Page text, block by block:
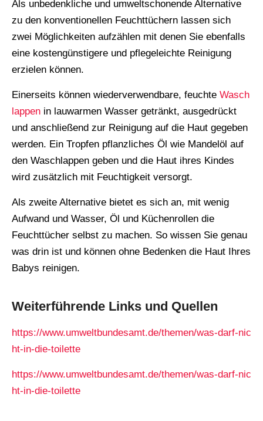
Als unbedenkliche und umweltschonende Alternative
zu den konventionellen Feuchttüchern lassen sich
zwei Möglichkeiten aufzählen mit denen Sie ebenfalls
eine kostengünstigere und pflegeleichte Reinigung
erzielen können.
Einerseits können wiederverwendbare, feuchte Wasch
lappen in lauwarmen Wasser getränkt, ausgedrückt
und anschließend zur Reinigung auf die Haut gegeben
werden. Ein Tropfen pflanzliches Öl wie Mandelöl auf
den Waschlappen geben und die Haut ihres Kindes
wird zusätzlich mit Feuchtigkeit versorgt.
Als zweite Alternative bietet es sich an, mit wenig
Aufwand und Wasser, Öl und Küchenrollen die
Feuchttücher selbst zu machen. So wissen Sie genau
was drin ist und können ohne Bedenken die Haut Ihres
Babys reinigen.
Weiterführende Links und Quellen
https://www.umweltbundesamt.de/themen/was-darf-nic
ht-in-die-toilette
https://www.umweltbundesamt.de/themen/was-darf-nic
ht-in-die-toilette